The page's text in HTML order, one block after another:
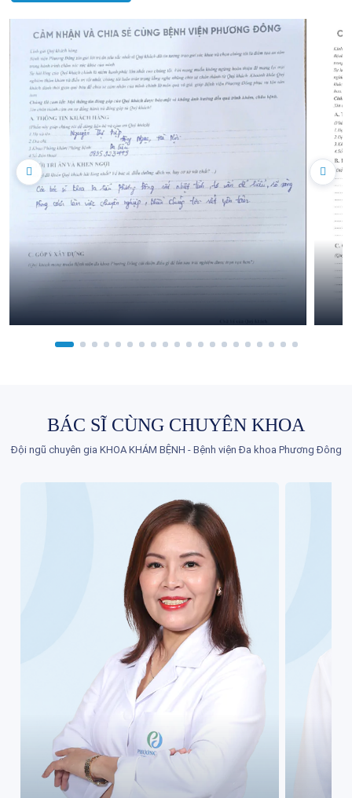
BÁC SĨ CÙNG CHUYÊN KHOA
Đội ngũ chuyên gia KHOA KHÁM BỆNH - Bệnh viện Đa khoa Phương Đông